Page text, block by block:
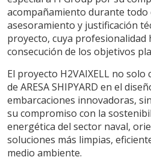
acompañamiento durante todo
asesoramiento y justificación
proyecto, cuya profesionalidad
consecución de los objetivos
El proyecto H2VAIXELL no
de ARESA SHIPYARD en el
embarcaciones innovadoras,
su compromiso con la
energética del sector naval,
soluciones más limpias,
medio ambiente.
comportamiento de los usuarios
información recogida mediante
utiliza en la medición de la
elaboración de perfiles de
el fin de introducir mejoras en
datos de uso que hacen los
guardar la información de
mejorar la calidad de nuestros
mejor experiencia a través de
Marketing y publicidad
Estas cookies son utilizadas
sobre las preferencias y
a través de la observación